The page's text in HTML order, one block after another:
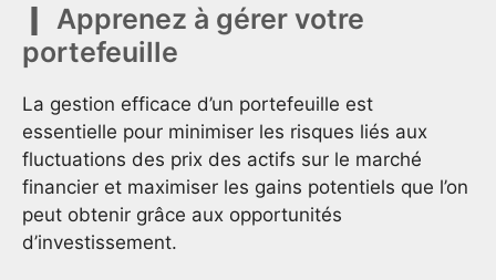
Apprenez à gérer votre
portefeuille
La gestion efficace d’un portefeuille est
essentielle pour minimiser les risques liés aux
fluctuations des prix des actifs sur le marché
financier et maximiser les gains potentiels que l’on
peut obtenir grâce aux opportunités
d’investissement.